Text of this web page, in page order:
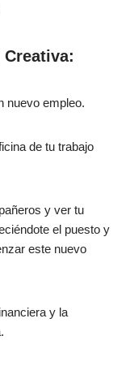
nuevo empleo.
de tu trabajo
y ver tu
el puesto y
este nuevo
y la